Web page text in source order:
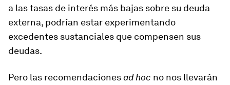
a las tasas de interés más bajas sobre su deuda
externa, podrían estar experimentando
excedentes sustanciales que compensen sus
deudas.
Pero las recomendacionesad hoc no nos llevarán